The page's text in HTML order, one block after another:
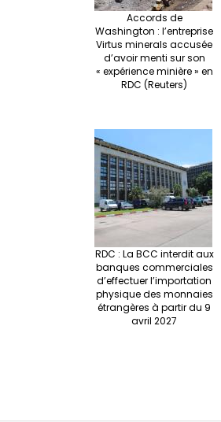
Accords de
Washington : l’entreprise
Virtus minerals accusée
d’avoir menti sur son
« expérience minière » en
RDC (Reuters)
RDC : La BCC interdit aux
banques commerciales
d’effectuer l’importation
physique des monnaies
étrangères à partir du 9
avril 2027